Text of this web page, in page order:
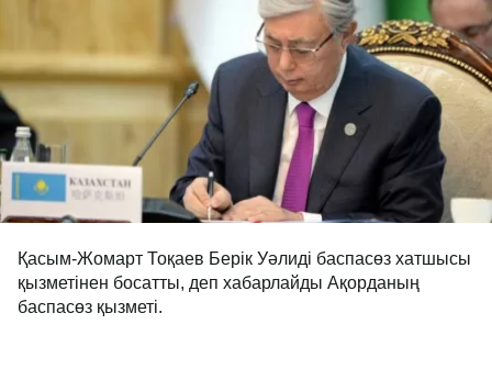
Қасым-Жомарт Тоқаев Берік Уәлиді баспасөз хатшысы
қызметінен босатты, деп хабарлайды Ақорданың
баспасөз қызметі.